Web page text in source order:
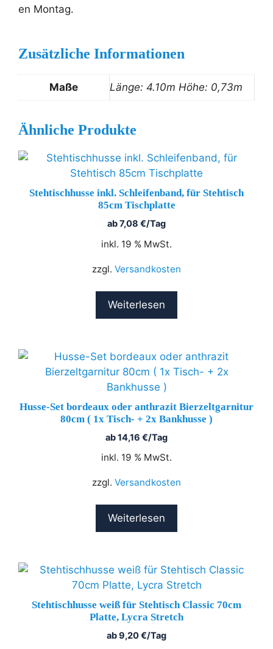
en Montag.
Zusätzliche Informationen
Maße Länge: 4.10m Höhe: 0,73m
Ähnliche Produkte
Stehtischhusse inkl. Schleifenband, für Stehtisch
85cm Tischplatte
ab7,08 €/Tag
inkl. 19 % MwSt.
zzgl. Versandkosten
Weiterlesen
Husse-Set bordeaux oder anthrazit Bierzeltgarnitur
80cm ( 1x Tisch- + 2x Bankhusse )
ab14,16 €/Tag
inkl. 19 % MwSt.
zzgl. Versandkosten
Weiterlesen
Stehtischhusse weiß für Stehtisch Classic 70cm
Platte, Lycra Stretch
ab9,20€/Tag